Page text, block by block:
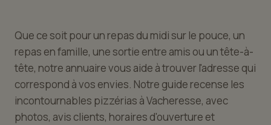
Que ce soit pour un repas du midi sur le pouce, un
repas en famille, une sortie entre amis ou un tête-à-
tête, notre annuaire vous aide à trouver l'adresse qui
correspond à vos envies. Notre guide recense les
incontournables pizzérias à Vacheresse, avec
photos, avis clients, horaires d'ouverture et